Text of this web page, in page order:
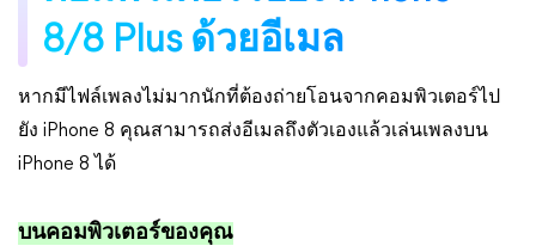
8/8 Plus ด้วยอีเมล
หากมีไฟล์เพลงไม่มากนักที่ต้องถ่ายโอนจากคอมพิวเตอร์ไป
ยัง iPhone 8 คุณสามารถส่งอีเมลถึงตัวเองแล้วเล่นเพลงบน
iPhone 8 ได้
บนคอมพิวเตอร์ของคุณ